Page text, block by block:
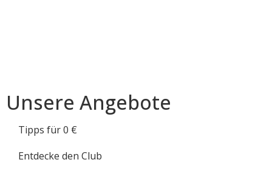
Unsere Angebote
Tipps für 0 €
Entdecke den Club